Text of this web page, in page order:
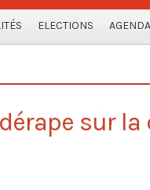
ELECTIONS AGENDA
sur